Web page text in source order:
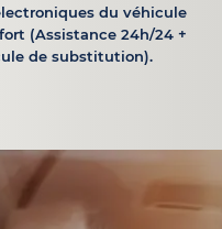
du véhicule
(Assistance 24h/24 +
de substitution).